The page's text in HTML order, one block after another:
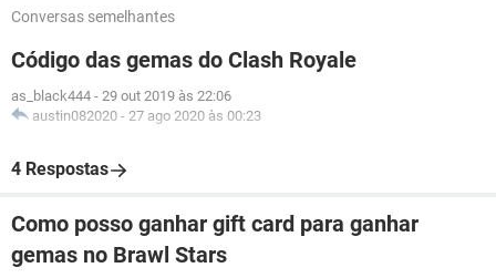
Conversas semelhantes
Código das gemas do Clash Royale
as_black444 - 29 out 2019 às 22:06
austin082020 - 27 ago 2020 às 00:23
4 Respostas
Como posso ganhar gift card para ganhar
gemas no Brawl Stars